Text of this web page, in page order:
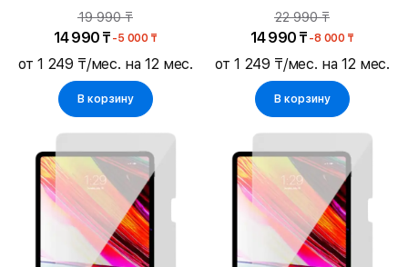
Glass
19 990 ₸
14 990 ₸ -5 000 ₸
от 1 249 ₸/мес. на 12 мес.
В корзину
22 990 ₸
14 990 ₸ -8 000 ₸
от 1 249 ₸/мес. на 12 мес.
В корзину